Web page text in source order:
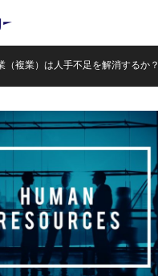
（複業）は人手不足を解消するか？